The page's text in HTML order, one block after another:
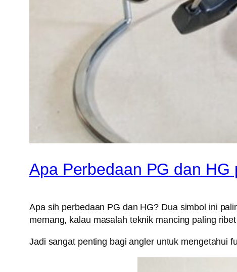
Apa Perbedaan PG dan HG
Apa sih perbedaan PG dan HG? Dua simbol ini
memang, kalau masalah teknik mancing paling
Jadi sangat penting bagi angler untuk mengetahui